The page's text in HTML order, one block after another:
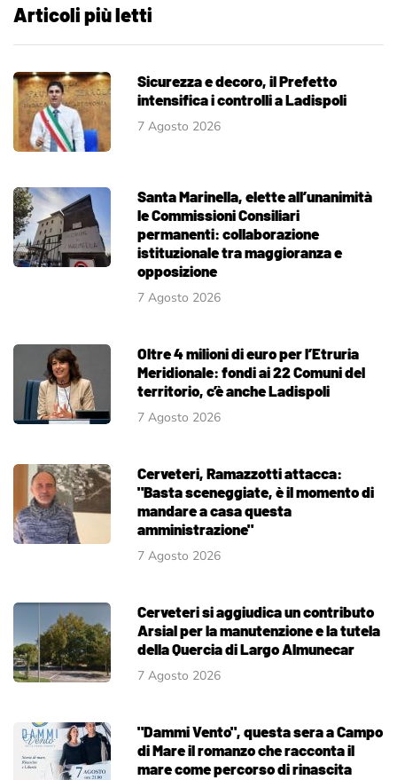
Articoli più letti
Sicurezza e decoro, il Prefetto
intensifica i controlli a Ladispoli
7 Agosto 2026
Santa Marinella, elette all’unanimità
le Commissioni Consiliari
permanenti: collaborazione
istituzionale tra maggioranza e
opposizione
7 Agosto 2026
Oltre 4 milioni di euro per l’Etruria
Meridionale: fondi ai 22 Comuni del
territorio, c’è anche Ladispoli
7 Agosto 2026
Cerveteri, Ramazzotti attacca:
"Basta sceneggiate, è il momento di
mandare a casa questa
amministrazione"
7 Agosto 2026
Cerveteri si aggiudica un contributo
Arsial per la manutenzione e la tutela
della Quercia di Largo Almunecar
7 Agosto 2026
"Dammi Vento", questa sera a Campo
di Mare il romanzo che racconta il
mare come percorso di rinascita